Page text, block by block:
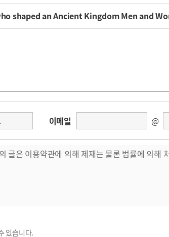
shaped an Ancient Kingdom Men and
이메일 @
있습니다.